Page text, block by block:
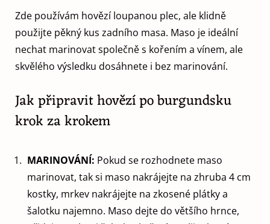
Zde používám hovězí loupanou plec, ale klidně
použijte pěkný kus zadního masa. Maso je ideální
nechat marinovat společně s kořením a vínem, ale
skvělého výsledku dosáhnete i bez marinování.
Jak připravit hovězí po burgundsku
krok za krokem
MARINOVÁNÍ: Pokud se rozhodnete maso
marinovat, tak si maso nakrájejte na zhruba 4 cm
kostky, mrkev nakrájejte na zkosené plátky a
šalotku najemno. Maso dejte do většího hrnce,